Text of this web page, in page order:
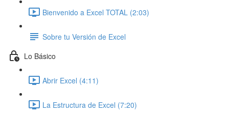
Bienvenido a Excel TOTAL (2:03)
Sobre tu Versión de Excel
Lo Básico
Abrir Excel (4:11)
La Estructura de Excel (7:20)